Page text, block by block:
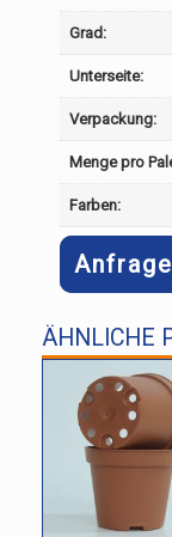
Grad:
Unterseite:
Verpackung:
Menge pro
Farben:
ÄHNLICHE